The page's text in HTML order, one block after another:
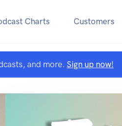
Charts Customers
and more. Sign up now!